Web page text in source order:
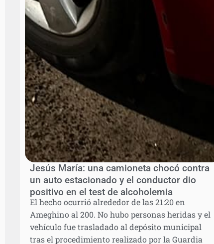
Jesús María: una camioneta chocó contra
un auto estacionado y el conductor dio
positivo en el test de alcoholemia
El hecho ocurrió alrededor de las 21:20 en
Ameghino al 200. No hubo personas heridas y el
vehículo fue trasladado al depósito municipal
tras el procedimiento realizado por la Guardia